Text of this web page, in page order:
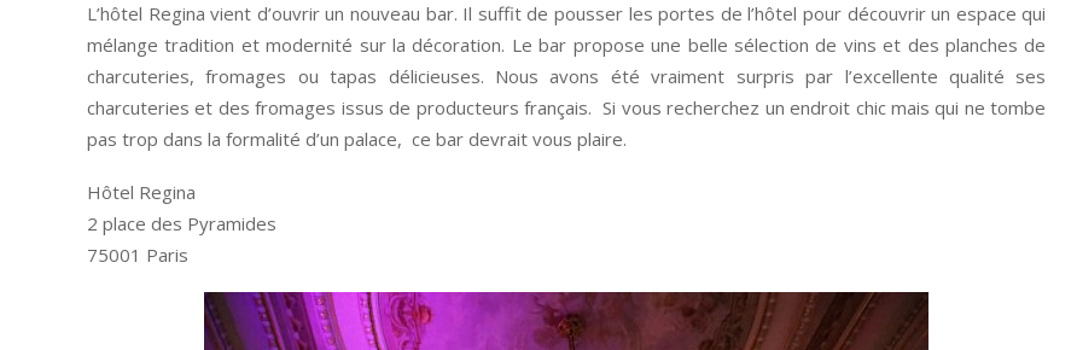
L’hôtel Regina vient d’ouvrir un nouveau bar. Il suffit de pousser les portes de l’hôtel pour découvrir un espace qui
mélange tradition et modernité sur la décoration. Le bar propose une belle sélection de vins et des planches de
charcuteries, fromages ou tapas délicieuses. Nous avons été vraiment surpris par l’excellente qualité ses
charcuteries et des fromages issus de producteurs français. Si vous recherchez un endroit chic mais qui ne tombe
pas trop dans la formalité d’un palace, ce bar devrait vous plaire.
Hôtel Regina
2 place des Pyramides
75001 Paris